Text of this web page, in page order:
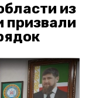
из
призвали